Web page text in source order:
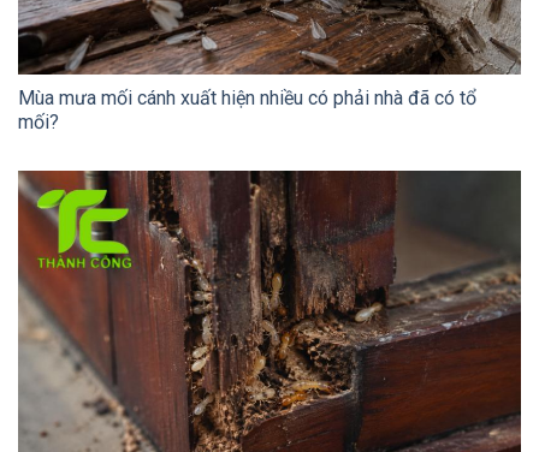
Mùa mưa mối cánh xuất hiện nhiều có phải nhà đã có tổ
mối?